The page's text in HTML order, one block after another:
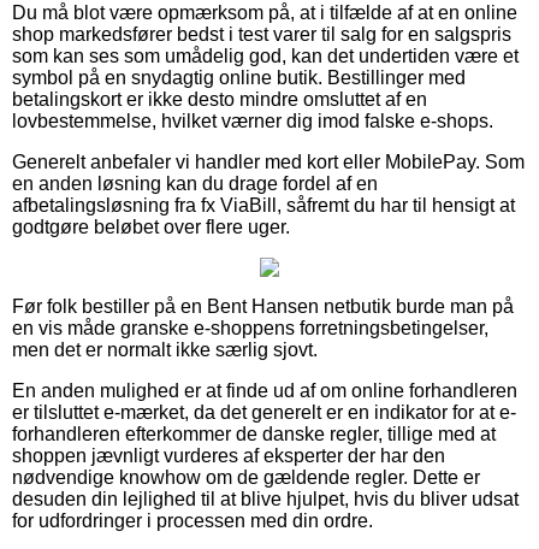
Du må blot være opmærksom på, at i tilfælde af at en online
shop markedsfører bedst i test varer til salg for en salgspris
som kan ses som umådelig god, kan det undertiden være et
symbol på en snydagtig online butik. Bestillinger med
betalingskort er ikke desto mindre omsluttet af en
lovbestemmelse, hvilket værner dig imod falske e-shops.
Generelt anbefaler vi handler med kort eller MobilePay. Som
en anden løsning kan du drage fordel af en
afbetalingsløsning fra fx ViaBill, såfremt du har til hensigt at
godtgøre beløbet over flere uger.
Før folk bestiller på en Bent Hansen netbutik burde man på
en vis måde granske e-shoppens forretningsbetingelser,
men det er normalt ikke særlig sjovt.
En anden mulighed er at finde ud af om online forhandleren
er tilsluttet e-mærket, da det generelt er en indikator for at e-
forhandleren efterkommer de danske regler, tillige med at
shoppen jævnligt vurderes af eksperter der har den
nødvendige knowhow om de gældende regler. Dette er
desuden din lejlighed til at blive hjulpet, hvis du bliver udsat
for udfordringer i processen med din ordre.